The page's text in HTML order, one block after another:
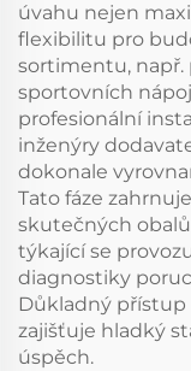
úvahu nejen
flexibilitu pro
sortimentu, např.
sportovních
profesionální
inženýry
dokonale
Tato fáze
skutečných
týkající se
diagnostiky
Důkladný
zajišťuje hladký
úspěch.